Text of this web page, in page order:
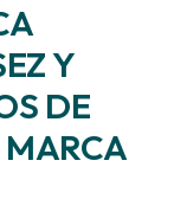
Y
DE